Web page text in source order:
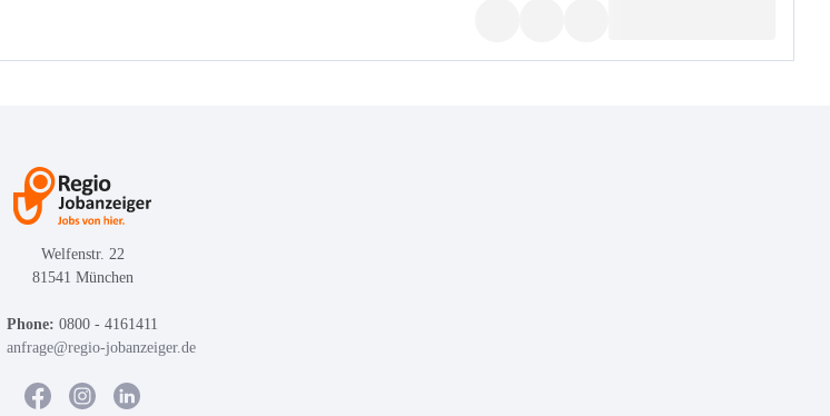
Welfenstr. 22
81541 München
Phone: 0800 - 4161411
anfrage@regio-jobanzeiger.de